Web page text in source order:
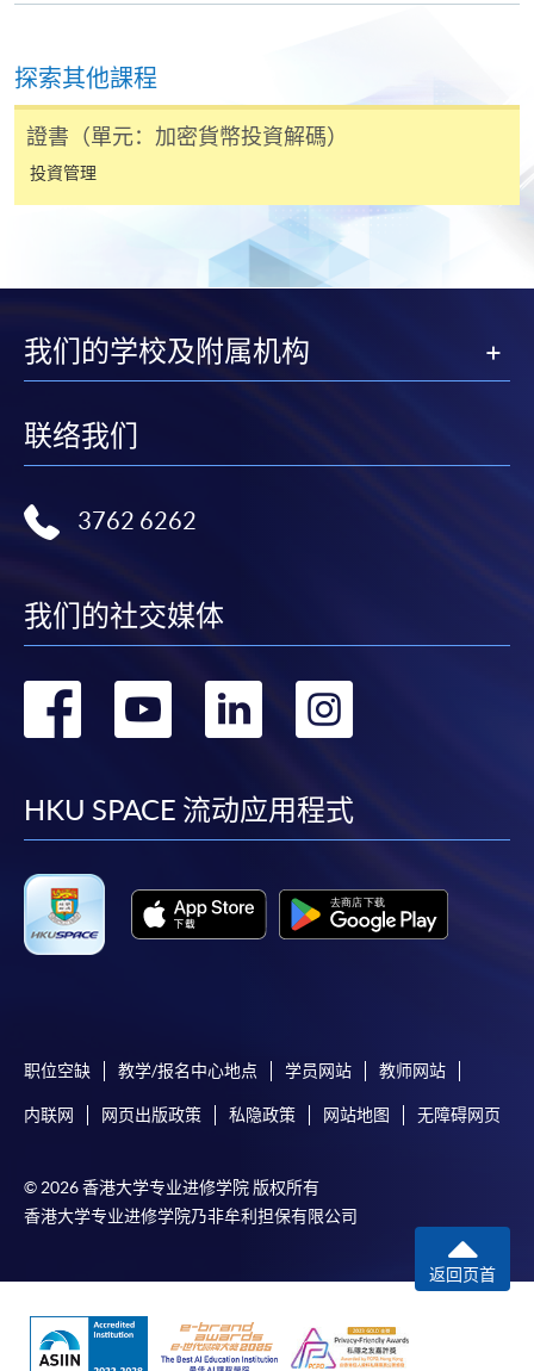
申請
網上報名 立即報名
申請表 申請表
報名辦法
網上報名服務
務，申請人可通過網上申請個別學歷頒授課程和報讀
機)、VISA 或 Mastercard。除上述支付方式之外，如就
讀學歷頒授課程設有網上服務，在學學員亦可以「微
Alipay) 或 「轉數快」(FPS) 繳付學費。
填寫網上報名表格
申請人可按該課程網頁的右上角的
圖示進入網上服務網頁，然
後按照指示填妥網上報名表格。
docx, jpg 和pdf格式之附件。
繳交所需費用
申請人可使用以下方式繳交報名費或課程費用:
- 申請人須先開立繳費靈戶口及設
定繳費靈網上密碼。有關如何申請繳費靈戶口及密
探索其他課程
證書（單元：加密貨幣投資解碼）
投資管理
我们的学校及附属机构
联络我们
3762 6262
我们的社交媒体
转
facebook
转
youtube
转
linkedin
HKU SPACE 流动应用程式
职位空缺 教学/报名中心地点 学员网站 教师网站
内联网 网页出版政策 私隐政策 网站地图 无障碍网页
© 2026 香港大学专业进修学院 版权所有
香港大学专业进修学院乃非牟利担保有限公司
返回页首